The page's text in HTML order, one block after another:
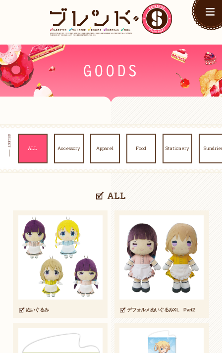
ALL Accessory Apparel Food Stationery
ALL
ぬいぐるみ デフォルメぬいぐるみXL Part2